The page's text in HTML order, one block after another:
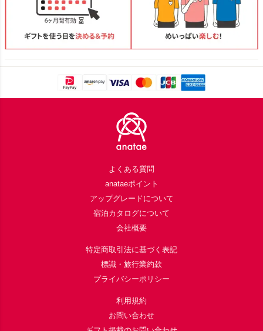
よくある質問
anataeポイント
アップグレードについて
宿泊カタログについて
会社概要
特定商取引法に基づく表記
標識・旅行業約款
プライバシーポリシー
利用規約
お問い合わせ